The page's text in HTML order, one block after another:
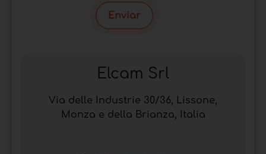
Enviar
Elcam Srl
Via delle Industrie 30/36, Lissone,
Monza e della Brianza, Italia